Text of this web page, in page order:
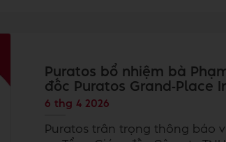
Puratos bổ nhiệm bà
đốc Puratos Grand‑Place
6 thg 4 2026
Puratos trân trọng thông báo